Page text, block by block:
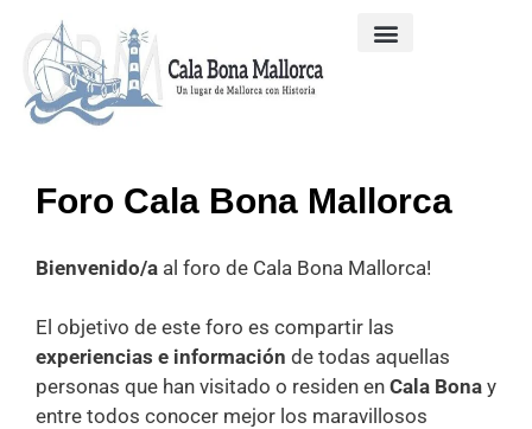
Foro Cala Bona Mallorca
Bienvenido/a al foro de Cala Bona Mallorca!
El objetivo de este foro es compartir las
experiencias e información de todas aquellas
personas que han visitado o residen en Cala Bona y
entre todos conocer mejor los maravillosos